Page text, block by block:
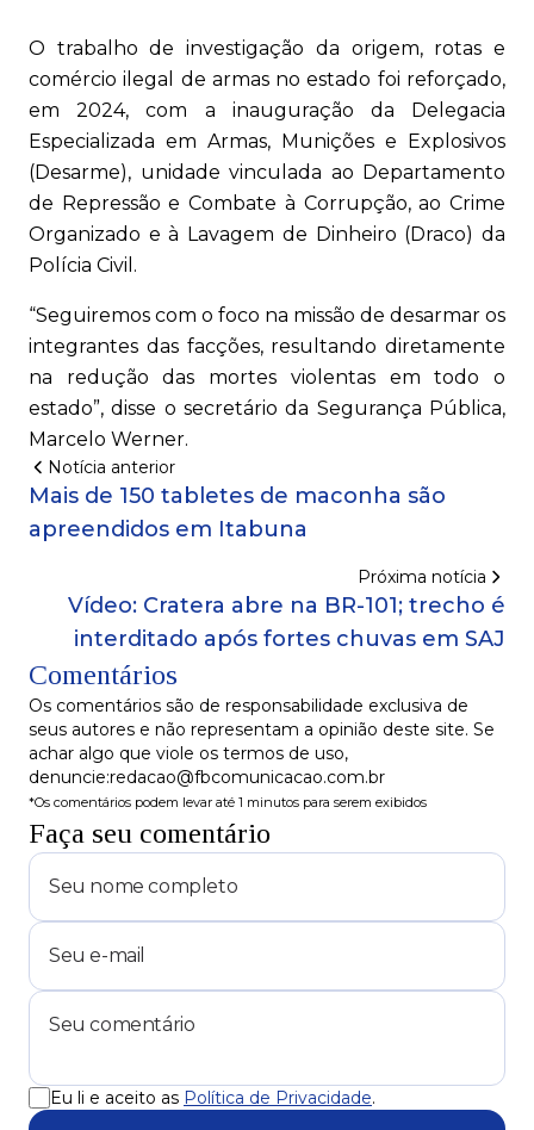
O trabalho de investigação da origem, rotas e
comércio ilegal de armas no estado foi reforçado,
em 2024, com a inauguração da Delegacia
Especializada em Armas, Munições e Explosivos
(Desarme), unidade vinculada ao Departamento
de Repressão e Combate à Corrupção, ao Crime
Organizado e à Lavagem de Dinheiro (Draco) da
Polícia Civil.
“Seguiremos com o foco na missão de desarmar os
integrantes das facções, resultando diretamente
na redução das mortes violentas em todo o
estado”, disse o secretário da Segurança Pública,
Marcelo Werner.
Notícia anterior
Mais de 150 tabletes de maconha são
apreendidos em Itabuna
Próxima notícia
Vídeo: Cratera abre na BR-101; trecho é
interditado após fortes chuvas em SAJ
Comentários
Os comentários são de responsabilidade exclusiva de
seus autores e não representam a opinião deste site. Se
achar algo que viole os termos de uso,
denuncie:redacao@fbcomunicacao.com.br
*Os comentários podem levar até 1 minutos para serem exibidos
Faça seu comentário
Eu li e aceito as Política de Privacidade.